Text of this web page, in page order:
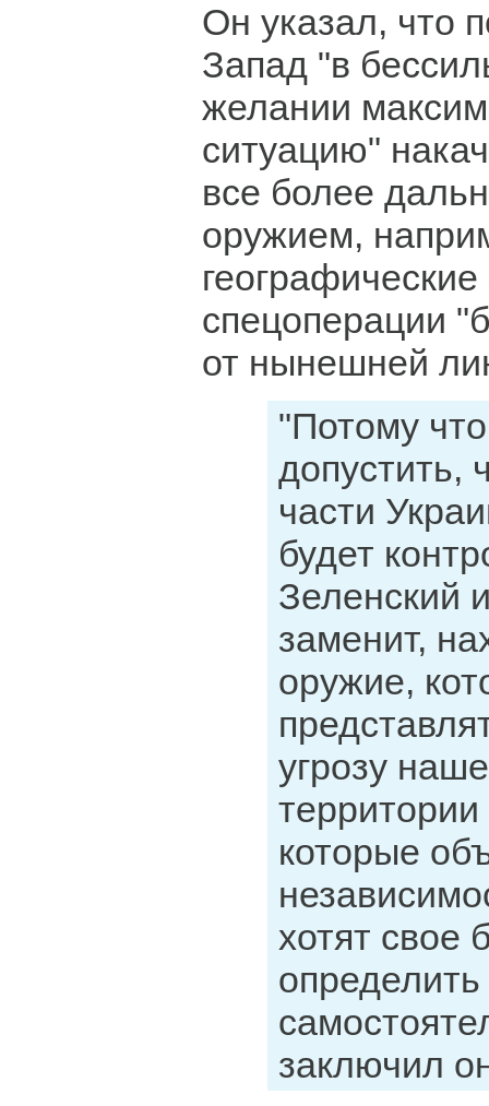
Он указал, что
Запад "в
желании
ситуацию"
все более
оружием,
спецоперации
от нынешней
"Потому
допустить,
части
будет
Зеленский
заменит,
оружие,
угрозу
территории
которые
хотят свое
определить
заключил